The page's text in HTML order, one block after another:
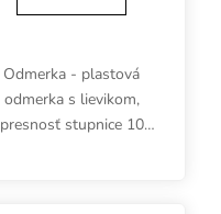
Odmerka - plastová
odmerka s lievikom,
presnosť stupnice 10